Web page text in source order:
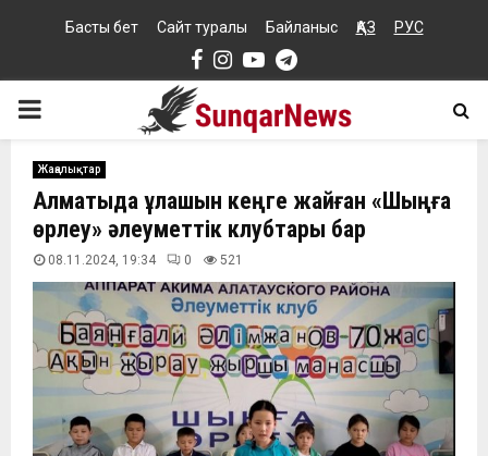
Басты бет Сайт туралы Байланыс ҚАЗ РУС
Facebook
Instagram
YoutubeTelegram
PRIMARY
MENU
Жаңалықтар
Алматыда құлашын кеңге жайған «Шыңға
өрлеу» әлеуметтік клубтары бар
08.11.2024, 19:34 0 521